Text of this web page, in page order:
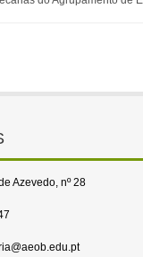
Azevedo, nº 28